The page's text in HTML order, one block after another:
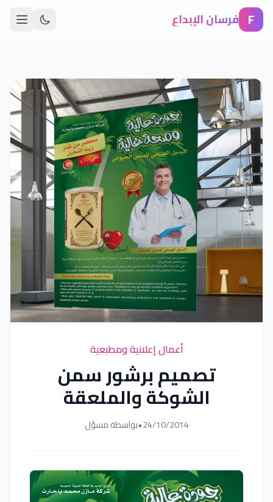
F فرسان الإبداع
أعمال إعلانية ومطبعية
تصميم برشور سمن
الشوكة والملعقة
24/10/2014
•بواسطة مسؤل